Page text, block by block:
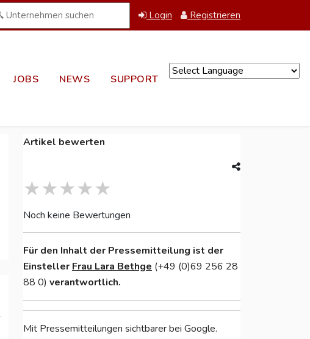
Login Registrieren
JOBS NEWS SUPPORT
Artikel bewerten
Noch keine Bewertungen
Für den Inhalt der Pressemitteilung ist der
Einsteller Frau Lara Bethge (+49 (0)69 256 28
88 0) verantwortlich.
Mit Pressemitteilungen sichtbarer bei Google.